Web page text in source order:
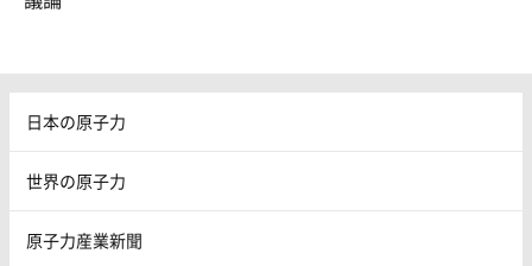
日本の原子力
世界の原子力
原子力産業新聞